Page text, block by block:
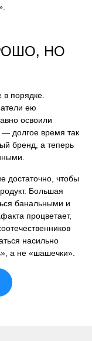
НО
в порядке.
ею
освоили
— долгое время так
бренд, а теперь
достаточно, чтобы
Большая
банальными и
процветает,
насильно
а не «шашечки».